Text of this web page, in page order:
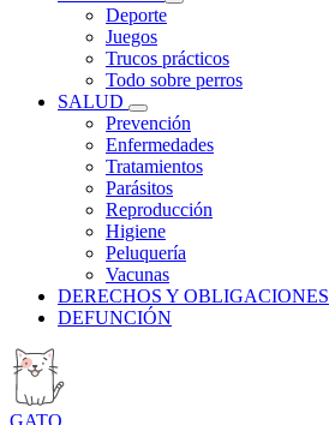
Deporte
Juegos
Trucos prácticos
Todo sobre perros
SALUD
Prevención
Enfermedades
Tratamientos
Parásitos
Reproducción
Higiene
Peluquería
Vacunas
DERECHOS Y OBLIGACIONES
DEFUNCIÓN
GATO